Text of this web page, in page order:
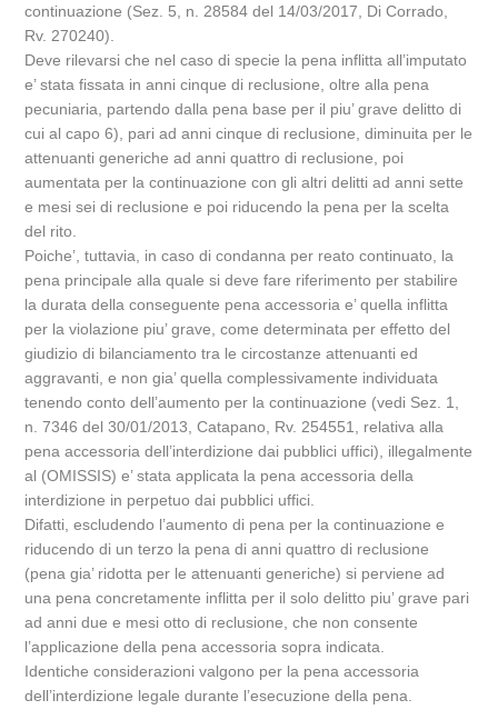
continuazione (Sez. 5, n. 28584 del 14/03/2017, Di Corrado,
Rv. 270240).
Deve rilevarsi che nel caso di specie la pena inflitta all’imputato
e’ stata fissata in anni cinque di reclusione, oltre alla pena
pecuniaria, partendo dalla pena base per il piu’ grave delitto di
cui al capo 6), pari ad anni cinque di reclusione, diminuita per le
attenuanti generiche ad anni quattro di reclusione, poi
aumentata per la continuazione con gli altri delitti ad anni sette
e mesi sei di reclusione e poi riducendo la pena per la scelta
del rito.
Poiche’, tuttavia, in caso di condanna per reato continuato, la
pena principale alla quale si deve fare riferimento per stabilire
la durata della conseguente pena accessoria e’ quella inflitta
per la violazione piu’ grave, come determinata per effetto del
giudizio di bilanciamento tra le circostanze attenuanti ed
aggravanti, e non gia’ quella complessivamente individuata
tenendo conto dell’aumento per la continuazione (vedi Sez. 1,
n. 7346 del 30/01/2013, Catapano, Rv. 254551, relativa alla
pena accessoria dell’interdizione dai pubblici uffici), illegalmente
al (OMISSIS) e’ stata applicata la pena accessoria della
interdizione in perpetuo dai pubblici uffici.
Difatti, escludendo l’aumento di pena per la continuazione e
riducendo di un terzo la pena di anni quattro di reclusione
(pena gia’ ridotta per le attenuanti generiche) si perviene ad
una pena concretamente inflitta per il solo delitto piu’ grave pari
ad anni due e mesi otto di reclusione, che non consente
l’applicazione della pena accessoria sopra indicata.
Identiche considerazioni valgono per la pena accessoria
dell’interdizione legale durante l’esecuzione della pena.